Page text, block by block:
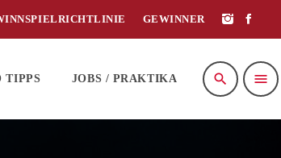
GEWINNER
TIPPS JOBS / PRAKTIKA search menu